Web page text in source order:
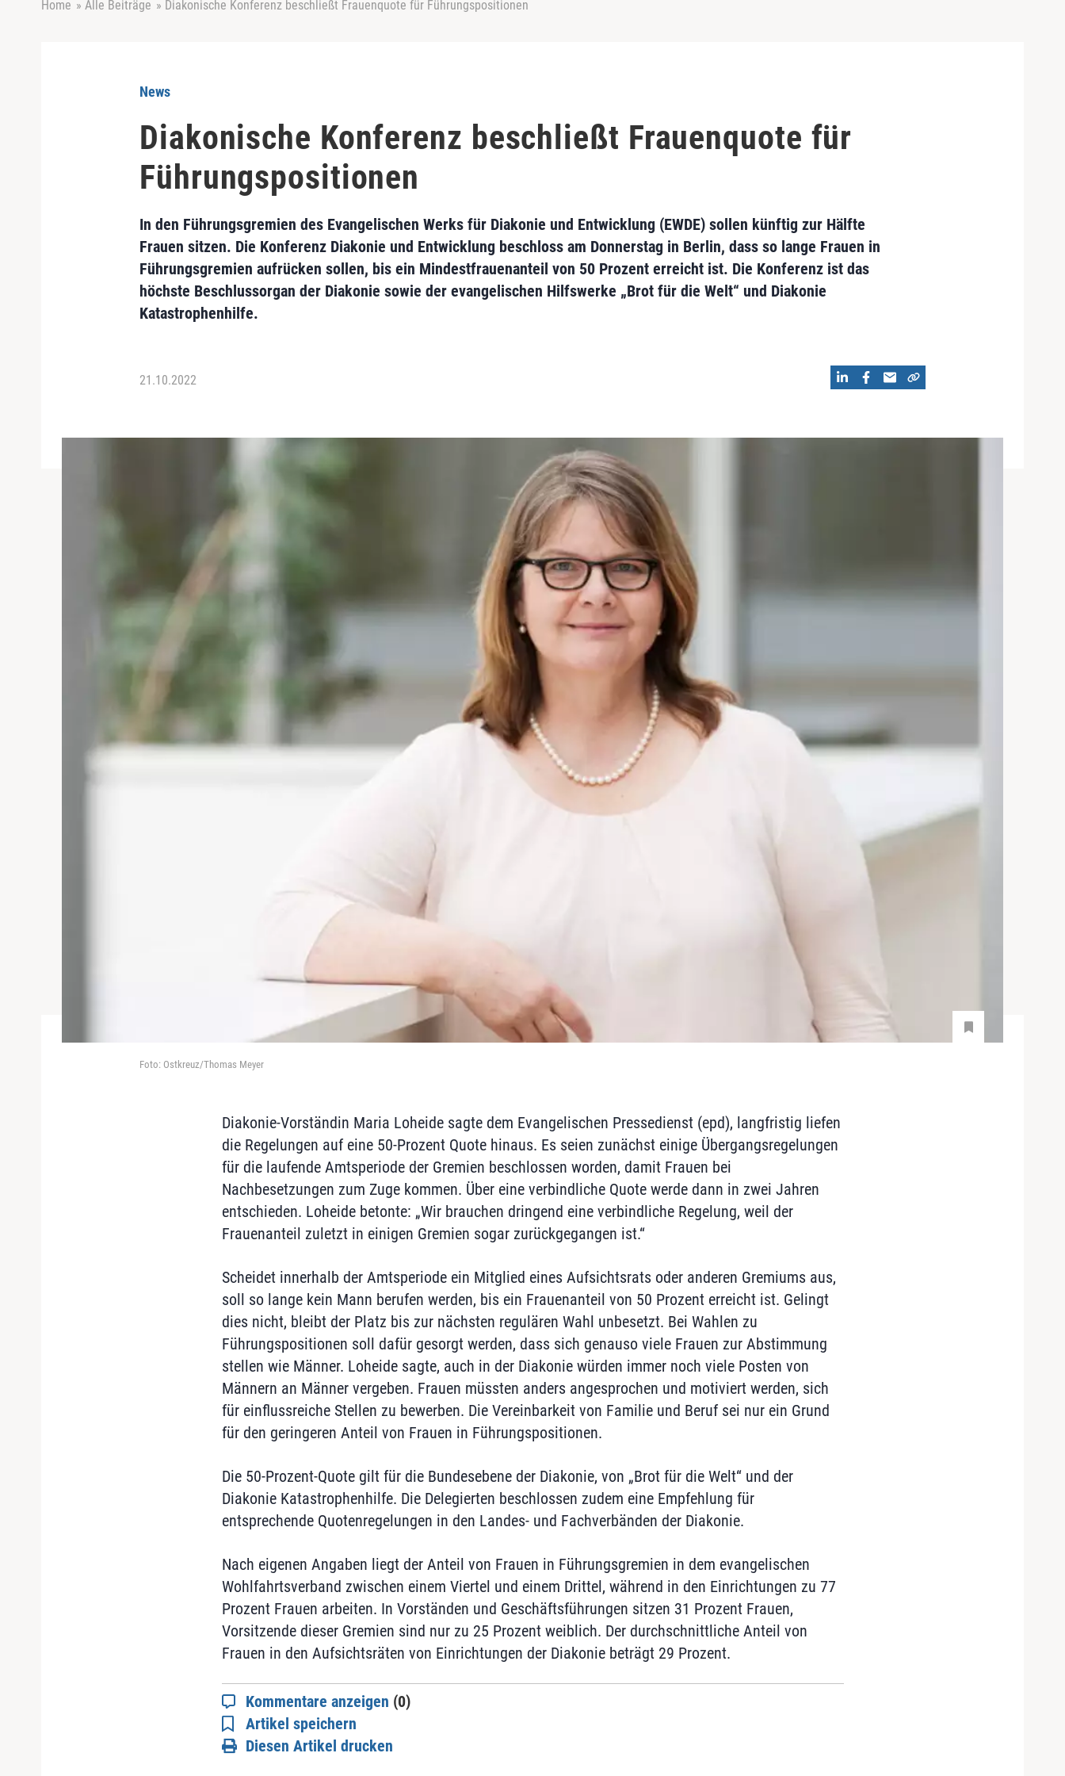
Home » Alle Beiträge » Diakonische Konferenz beschließt Frauenquote für Führungspositionen
News
Diakonische Konferenz beschließt Frauenquote für
Führungspositionen
In den Führungsgremien des Evangelischen Werks für Diakonie und Entwicklung (EWDE) sollen künftig zur Hälfte
Frauen sitzen. Die Konferenz Diakonie und Entwicklung beschloss am Donnerstag in Berlin, dass so lange Frauen in
Führungsgremien aufrücken sollen, bis ein Mindestfrauenanteil von 50 Prozent erreicht ist. Die Konferenz ist das
höchste Beschlussorgan der Diakonie sowie der evangelischen Hilfswerke „Brot für die Welt“ und Diakonie
Katastrophenhilfe.
21.10.2022
Foto: Ostkreuz/Thomas Meyer
Diakonie-Vorständin Maria Loheide sagte dem Evangelischen Pressedienst (epd), langfristig liefen
die Regelungen auf eine 50-Prozent Quote hinaus. Es seien zunächst einige Übergangsregelungen
für die laufende Amtsperiode der Gremien beschlossen worden, damit Frauen bei
Nachbesetzungen zum Zuge kommen. Über eine verbindliche Quote werde dann in zwei Jahren
entschieden. Loheide betonte: „Wir brauchen dringend eine verbindliche Regelung, weil der
Frauenanteil zuletzt in einigen Gremien sogar zurückgegangen ist.“
Scheidet innerhalb der Amtsperiode ein Mitglied eines Aufsichtsrats oder anderen Gremiums aus,
soll so lange kein Mann berufen werden, bis ein Frauenanteil von 50 Prozent erreicht ist. Gelingt
dies nicht, bleibt der Platz bis zur nächsten regulären Wahl unbesetzt. Bei Wahlen zu
Führungspositionen soll dafür gesorgt werden, dass sich genauso viele Frauen zur Abstimmung
stellen wie Männer. Loheide sagte, auch in der Diakonie würden immer noch viele Posten von
Männern an Männer vergeben. Frauen müssten anders angesprochen und motiviert werden, sich
für einflussreiche Stellen zu bewerben. Die Vereinbarkeit von Familie und Beruf sei nur ein Grund
für den geringeren Anteil von Frauen in Führungspositionen.
Die 50-Prozent-Quote gilt für die Bundesebene der Diakonie, von „Brot für die Welt“ und der
Diakonie Katastrophenhilfe. Die Delegierten beschlossen zudem eine Empfehlung für
entsprechende Quotenregelungen in den Landes- und Fachverbänden der Diakonie.
Nach eigenen Angaben liegt der Anteil von Frauen in Führungsgremien in dem evangelischen
Wohlfahrtsverband zwischen einem Viertel und einem Drittel, während in den Einrichtungen zu 77
Prozent Frauen arbeiten. In Vorständen und Geschäftsführungen sitzen 31 Prozent Frauen,
Vorsitzende dieser Gremien sind nur zu 25 Prozent weiblich. Der durchschnittliche Anteil von
Frauen in den Aufsichtsräten von Einrichtungen der Diakonie beträgt 29 Prozent.
Kommentare anzeigen (0)
Artikel speichern
Diesen Artikel drucken